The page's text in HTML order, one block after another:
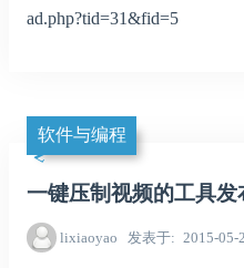
ad.php?tid=31&fid=5
软件与编程
一键压制视频的工具发
lixiaoyao 发表于 2015-05-